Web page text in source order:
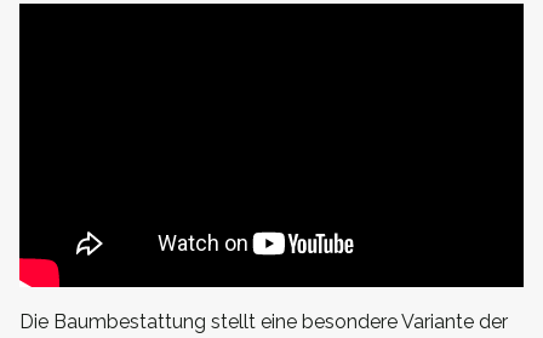
Die Baumbestattung stellt eine besondere Variante der